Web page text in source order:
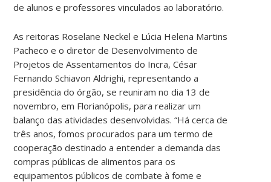
de alunos e professores vinculados ao laboratório.
As reitoras Roselane Neckel e Lúcia Helena Martins
Pacheco e o diretor de Desenvolvimento de
Projetos de Assentamentos do Incra, César
Fernando Schiavon Aldrighi, representando a
presidência do órgão, se reuniram no dia 13 de
novembro, em Florianópolis, para realizar um
balanço das atividades desenvolvidas. “Há cerca de
três anos, fomos procurados para um termo de
cooperação destinado a entender a demanda das
compras públicas de alimentos para os
equipamentos públicos de combate à fome e